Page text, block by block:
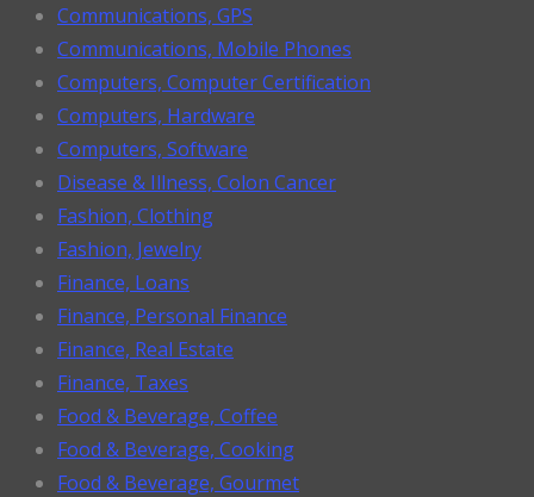
Communications, GPS
Communications, Mobile Phones
Computers, Computer Certification
Computers, Hardware
Computers, Software
Disease & Illness, Colon Cancer
Fashion, Clothing
Fashion, Jewelry
Finance, Loans
Finance, Personal Finance
Finance, Real Estate
Finance, Taxes
Food & Beverage, Coffee
Food & Beverage, Cooking
Food & Beverage, Gourmet